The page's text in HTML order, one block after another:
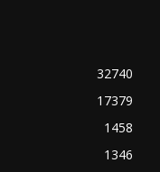
32740
17379
1458
1346